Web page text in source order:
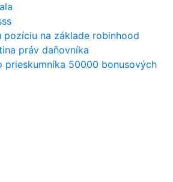
na základe robinhood
práv daňovníka
prieskumníka 50000 bonusových